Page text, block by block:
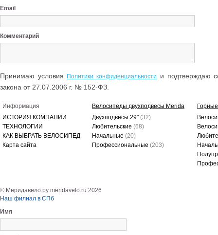
Email
Комментарий
Принимаю условия Политики конфиденциальности
и подтверждаю
закона от 27.07.2006 г. № 152-ФЗ.
Информация
ИСТОРИЯ КОМПАНИИ
ТЕХНОЛОГИИ
КАК ВЫБРАТЬ ВЕЛОСИПЕД
Карта сайта
Велосипеды двухподвесы Merida
Двухподвесы 29" (32)
Любительские (68)
Начальные (20)
Профессиональные (203)
© Меридавело.ру meridavelo.ru 2026
Наш филиал в СПб
Имя